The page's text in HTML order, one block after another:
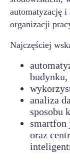
automatyzację
organizacji
Najczęściej
budynku,
analiza
sposobu
smartfon
oraz